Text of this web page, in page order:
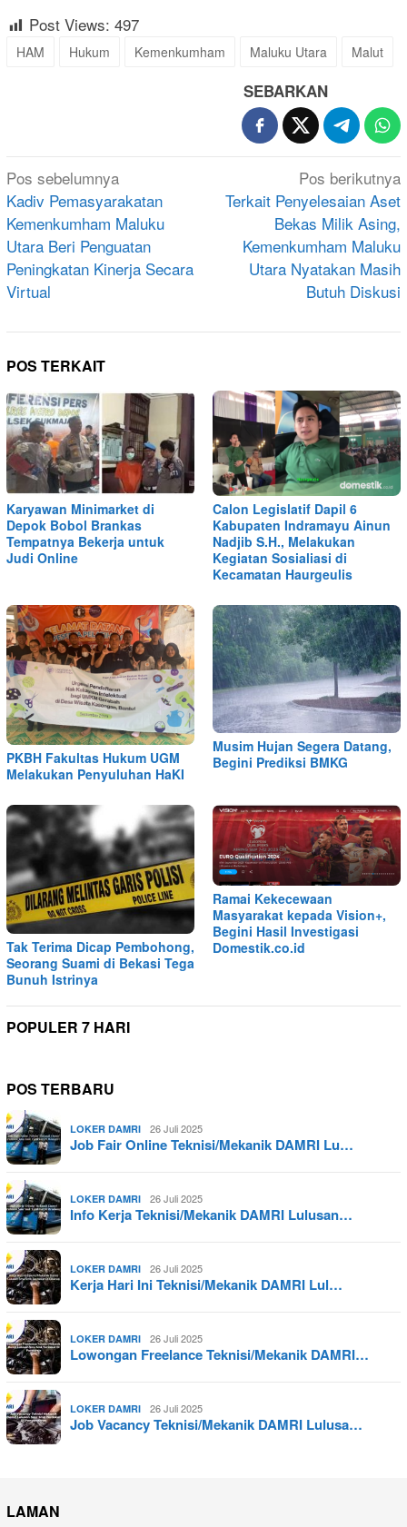
Post Views: 497
HAM Hukum Kemenkumham Maluku Utara Malut
SEBARKAN
Navigasi
pos
Pos sebelumnya
Kadiv Pemasyarakatan
Kemenkumham Maluku
Utara Beri Penguatan
Peningkatan Kinerja Secara
Virtual
Pos berikutnya
Terkait Penyelesaian Aset
Bekas Milik Asing,
Kemenkumham Maluku
Utara Nyatakan Masih
Butuh Diskusi
POS TERKAIT
Karyawan Minimarket di
Depok Bobol Brankas
Tempatnya Bekerja untuk
Judi Online
Calon Legislatif Dapil 6
Kabupaten Indramayu Ainun
Nadjib S.H., Melakukan
Kegiatan Sosialiasi di
Kecamatan Haurgeulis
PKBH Fakultas Hukum UGM
Melakukan Penyuluhan HaKI
Musim Hujan Segera Datang,
Begini Prediksi BMKG
Tak Terima Dicap Pembohong,
Seorang Suami di Bekasi Tega
Bunuh Istrinya
Ramai Kekecewaan
Masyarakat kepada Vision+,
Begini Hasil Investigasi
Domestik.co.id
POPULER 7 HARI
POS TERBARU
LOKER DAMRI 26 Juli 2025
Job Fair Online Teknisi/Mekanik DAMRI Lu…
LOKER DAMRI 26 Juli 2025
Info Kerja Teknisi/Mekanik DAMRI Lulusan…
LOKER DAMRI 26 Juli 2025
Kerja Hari Ini Teknisi/Mekanik DAMRI Lul…
LOKER DAMRI 26 Juli 2025
Lowongan Freelance Teknisi/Mekanik DAMRI…
LOKER DAMRI 26 Juli 2025
Job Vacancy Teknisi/Mekanik DAMRI Lulusa…
LAMAN